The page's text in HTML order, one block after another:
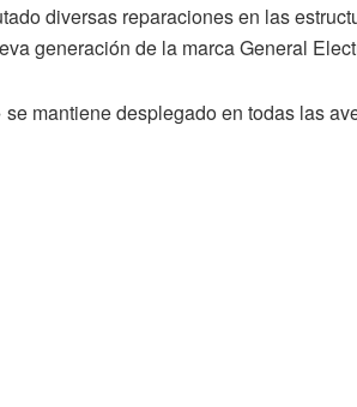
diversas reparaciones en las
generación de la marca General
mantiene desplegado en todas las